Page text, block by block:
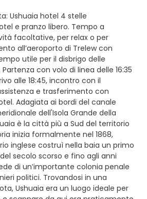
Ushuaia hotel 4 stelle
e pranzo libero. Tempo a
facoltative, per relax o per
all’aeroporto di Trelew con
utile per il disbrigo delle
con volo di linea delle 16:35
alle 18:45, incontro con il
e trasferimento con
Adagiata ai bordi del canale
dell'Isola Grande della
è la città più a Sud del territorio
inizia formalmente nel 1868,
inglese costruì nella baia un primo
secolo scorso e fino agli anni
di un’importante colonia penale
politici. Trovandosi in una
Ushuaia era un luogo ideale per